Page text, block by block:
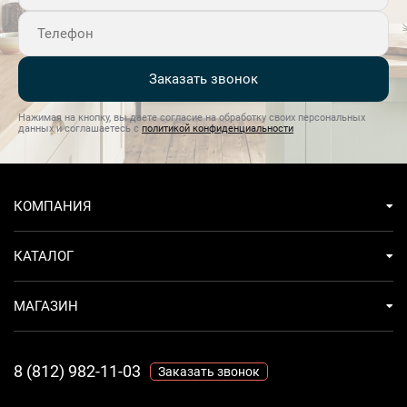
ActiveLight
Заказать звонок
Нажимая на кнопку, вы даете согласие на обработку своих персональных
данных и соглашаетесь с политикой конфиденциальности
КОМПАНИЯ
КАТАЛОГ
МАГАЗИН
8 (812) 982-11-03 Заказать звонок